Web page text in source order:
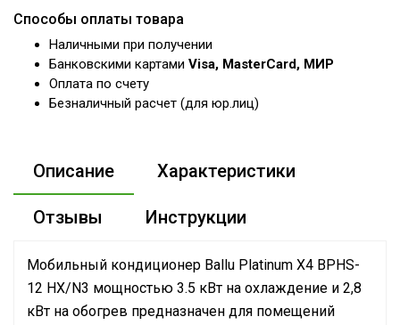
Способы оплаты товара
Наличными при получении
Банковскими картами Visa, MasterCard, МИР
Оплата по счету
Безналичный расчет (для юр.лиц)
Описание Характеристики
Отзывы Инструкции
Мобильный кондиционер Ballu Platinum X4 BPHS-
12 HX/N3 мощностью 3.5 кВт на охлаждение и 2,8
кВт на обогрев предназначен для помещений